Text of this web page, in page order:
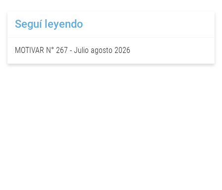
Seguí leyendo
MOTIVAR N° 267 - Julio agosto 2026